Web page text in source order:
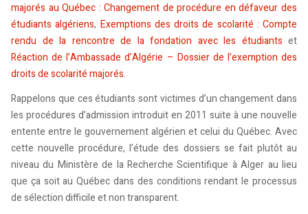
majorés au Québec : Changement de procédure en défaveur des
étudiants algériens, Exemptions des droits de scolarité : Compte
rendu de la rencontre de la fondation avec les étudiants et
Réaction de l’Ambassade d’Algérie – Dossier de l’exemption des
droits de scolarité majorés.
Rappelons que ces étudiants sont victimes d’un changement dans
les procédures d’admission introduit en 2011 suite à une nouvelle
entente entre le gouvernement algérien et celui du Québec. Avec
cette nouvelle procédure, l’étude des dossiers se fait plutôt au
niveau du Ministère de la Recherche Scientifique à Alger au lieu
que ça soit au Québec dans des conditions rendant le processus
de sélection difficile et non transparent.